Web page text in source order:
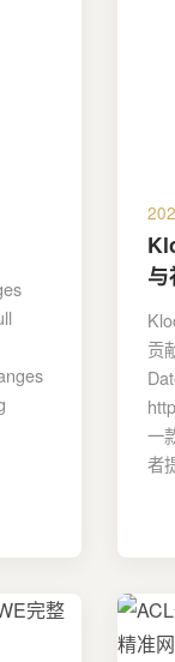
贡
一
者